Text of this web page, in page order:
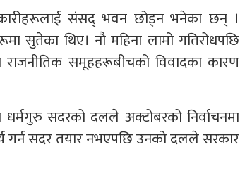
संसद् भवन छोड्न भनेका छन् ।
सुतेका थिए। नौ महिना लामो गतिरोधपछि
राजनीतिक समूहहरूबीचको विवादका कारण
सदरको दलले अक्टोबरको निर्वाचनमा
गर्न सदर तयार नभएपछि उनको दलले सरकार